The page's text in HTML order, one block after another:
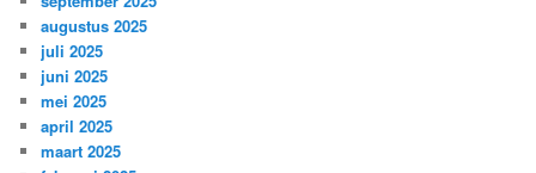
augustus 2025
juli 2025
juni 2025
mei 2025
april 2025
maart 2025